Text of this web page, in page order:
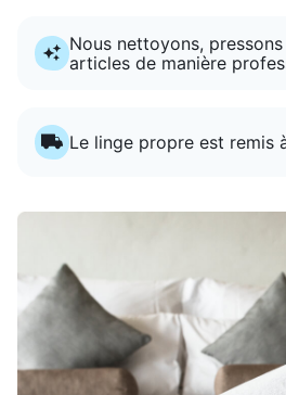
Nous nettoyons,
articles de manière
Le linge propre est remis